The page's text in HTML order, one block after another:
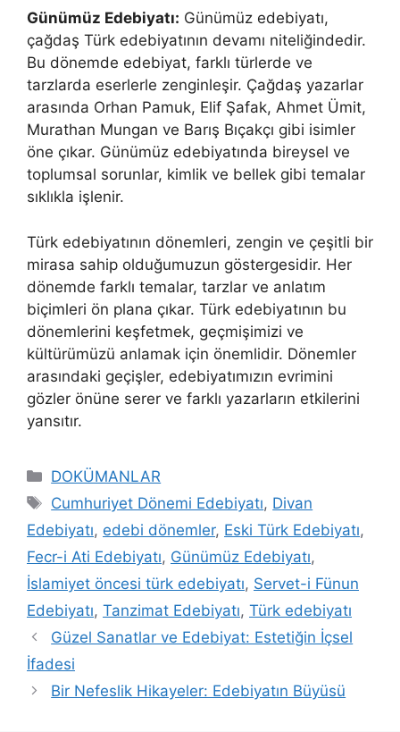
Günümüz Edebiyatı: Günümüz edebiyatı,
çağdaş Türk edebiyatının devamı niteliğindedir.
Bu dönemde edebiyat, farklı türlerde ve
tarzlarda eserlerle zenginleşir. Çağdaş yazarlar
arasında Orhan Pamuk, Elif Şafak, Ahmet Ümit,
Murathan Mungan ve Barış Bıçakçı gibi isimler
öne çıkar. Günümüz edebiyatında bireysel ve
toplumsal sorunlar, kimlik ve bellek gibi temalar
sıklıkla işlenir.
Türk edebiyatının dönemleri, zengin ve çeşitli bir
mirasa sahip olduğumuzun göstergesidir. Her
dönemde farklı temalar, tarzlar ve anlatım
biçimleri ön plana çıkar. Türk edebiyatının bu
dönemlerini keşfetmek, geçmişimizi ve
kültürümüzü anlamak için önemlidir. Dönemler
arasındaki geçişler, edebiyatımızın evrimini
gözler önüne serer ve farklı yazarların etkilerini
yansıtır.
Kategoriler
DOKÜMANLAR
Etiketler
Cumhuriyet Dönemi Edebiyatı, Divan
Edebiyatı, edebi dönemler, Eski Türk Edebiyatı,
Fecr-i Ati Edebiyatı, Günümüz Edebiyatı,
İslamiyet öncesi türk edebiyatı, Servet-i Fünun
Edebiyatı, Tanzimat Edebiyatı, Türk edebiyatı
Güzel Sanatlar ve Edebiyat: Estetiğin İçsel
İfadesi
Bir Nefeslik Hikayeler: Edebiyatın Büyüsü